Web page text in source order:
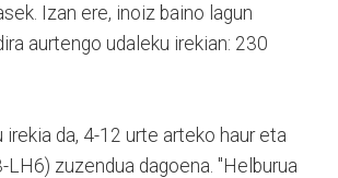
Izan ere, inoiz baino lagun
aurtengo udaleku irekian: 230
irekia da, 4-12 urte arteko haur eta
zuzendua dagoena. "Helburua